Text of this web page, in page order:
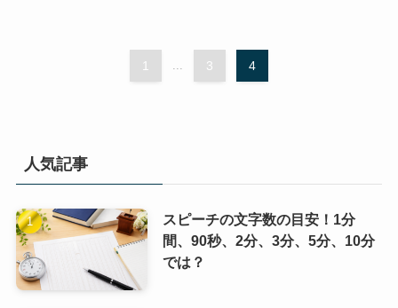
1 3 4
人気記事
スピーチの文字数の目安！1分
間、90秒、2分、3分、5分、10分
では？